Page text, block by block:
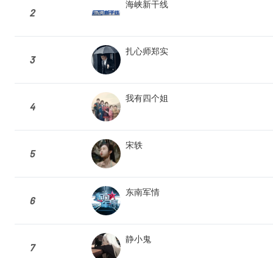
2
海峡新干线
3
扎心师郑实
4
我有四个姐
5
宋轶
6
东南军情
7
静小鬼